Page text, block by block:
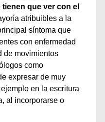
que ver con el
atribuibles a la
síntoma que
con enfermedad
de movimientos
como
expresar de muy
en la escritura
al incorporarse o